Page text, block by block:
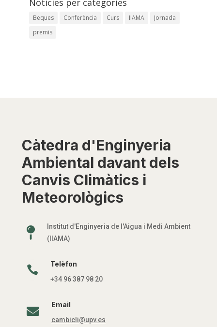
Notícies per categories
Beques Conferència Curs IIAMA
Jornada
premis
Càtedra d'Enginyeria
Ambiental davant dels
Canvis Climàtics i
Meteorològics

Institut d'Enginyeria de l'Aigua i Medi Ambient
(IIAMA)
 Telèfon
+34 96 387 98 20

Email
cambicli@upv.es